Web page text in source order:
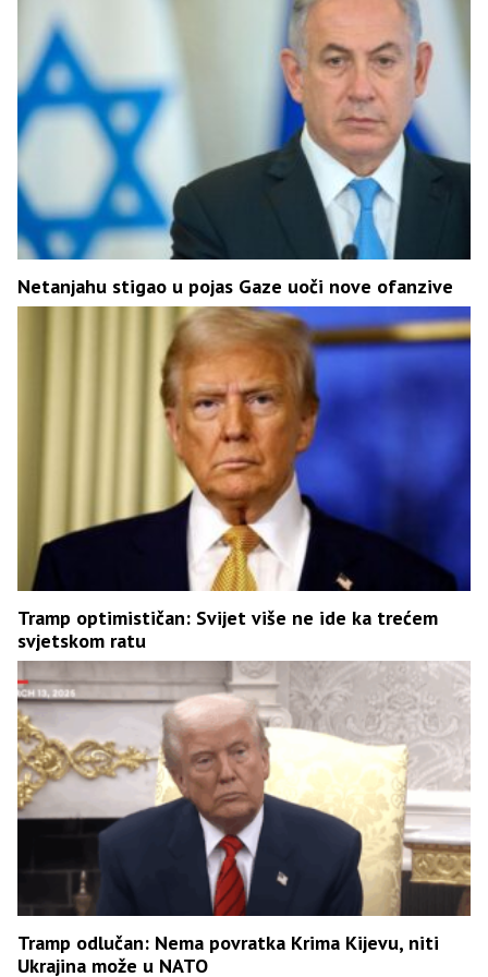
Netanjahu stigao u pojas Gaze uoči nove ofanzive
Tramp optimističan: Svijet više ne ide ka trećem
svjetskom ratu
Tramp odlučan: Nema povratka Krima Kijevu, niti
Ukrajina može u NATO